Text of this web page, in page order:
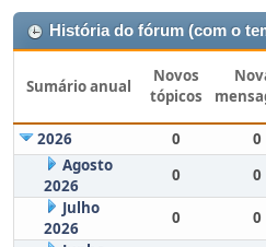
História do fórum (com o
Sumário anual
Novos
tópicos
2026
0 0
Agosto
2026
0 0
Julho
2026
0 0